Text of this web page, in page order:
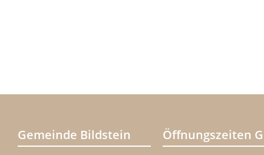
Gemeinde Bildstein Öffnungszeiten